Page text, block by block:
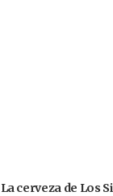
La cerveza de Los